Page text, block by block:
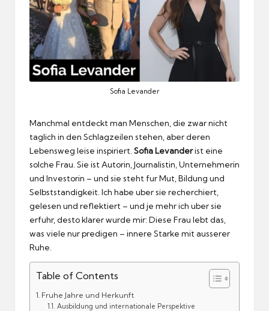
Sofia Levander
Manchmal entdeckt man Menschen, die zwar nicht
taglich in den Schlagzeilen stehen, aber deren
Lebensweg leise inspiriert. Sofia Levanderist eine
solche Frau. Sie ist Autorin, Journalistin, Unternehmerin
und Investorin – und sie steht fur Mut, Bildung und
Selbststandigkeit. Ich habe uber sie recherchiert,
gelesen und reflektiert – und je mehr ich uber sie
erfuhr, desto klarer wurde mir: Diese Frau lebt das,
was viele nur predigen – innere Starke mit ausserer
Ruhe.
Table of Contents
Fruhe Jahre und Herkunft
Ausbildung und internationale Perspektive